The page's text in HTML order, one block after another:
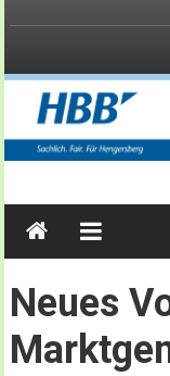
FAIR.
Neues